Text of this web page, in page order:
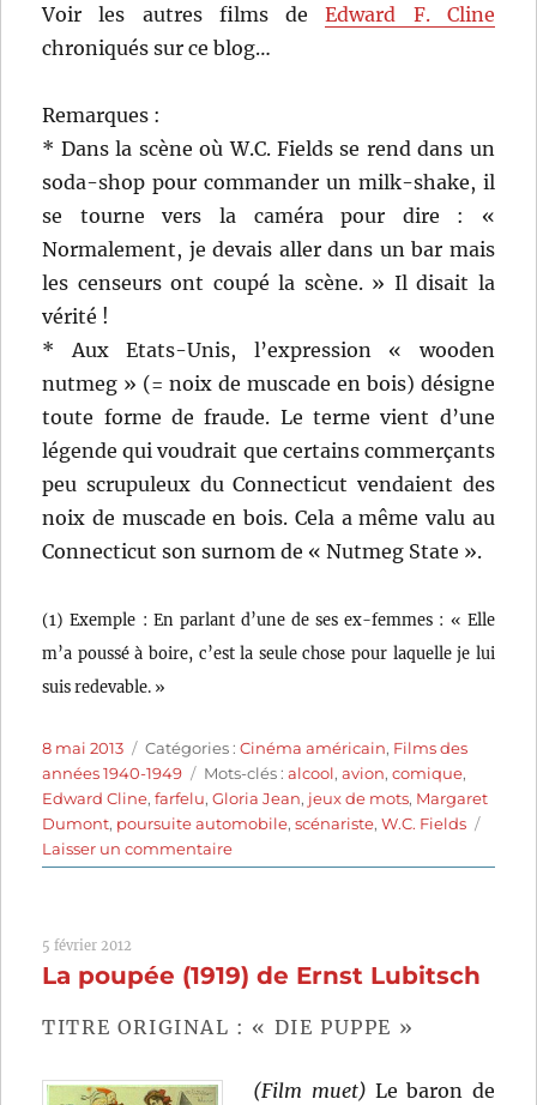
Voir les autres films deEdward F. Cline
chroniqués sur ce blog…
Remarques :
* Dans la scène où W.C. Fields se rend dans un
soda-shop pour commander un milk-shake, il
se tourne vers la caméra pour dire : «
Normalement, je devais aller dans un bar mais
les censeurs ont coupé la scène. » Il disait la
vérité !
* Aux Etats-Unis, l’expression « wooden
nutmeg » (= noix de muscade en bois) désigne
toute forme de fraude. Le terme vient d’une
légende qui voudrait que certains commerçants
peu scrupuleux du Connecticut vendaient des
noix de muscade en bois. Cela a même valu au
Connecticut son surnom de « Nutmeg State ».
(1) Exemple : En parlant d’une de ses ex-femmes : « Elle
m’a poussé à boire, c’est la seule chose pour laquelle je lui
suis redevable. »
Publié
le
8 mai 2013 Catégories
Catégories :Cinéma américain, Films des
années 1940-1949
Étiquettes
Mots-clés :alcool,avion,comique,
Edward Cline,farfelu,Gloria Jean, jeux de mots, Margaret
Dumont, poursuite automobile,scénariste,W.C. Fields
Laisser un commentairesur
Passez
Edward
Cline
5 février 2012
La poupée (1919) de Ernst Lubitsch
TITRE ORIGINAL : « DIE PUPPE »
(Film muet) Le baron de